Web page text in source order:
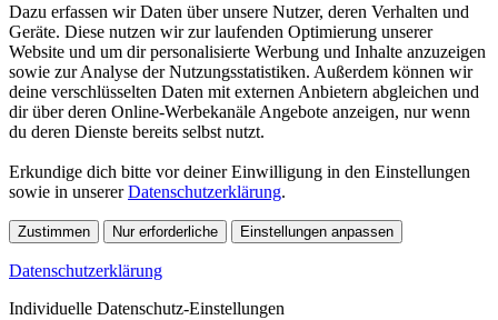
Dazu erfassen wir Daten über unsere Nutzer, deren Verhalten und
Geräte. Diese nutzen wir zur laufenden Optimierung unserer
Website und um dir personalisierte Werbung und Inhalte anzuzeigen
sowie zur Analyse der Nutzungsstatistiken. Außerdem können wir
deine verschlüsselten Daten mit externen Anbietern abgleichen und
dir über deren Online-Werbekanäle Angebote anzeigen, nur wenn
du deren Dienste bereits selbst nutzt.
Erkundige dich bitte vor deiner Einwilligung in den Einstellungen
sowie in unsererDatenschutzerklärung.
Zustimmen Nur erforderliche Einstellungen anpassen
Datenschutzerklärung
Individuelle Datenschutz-Einstellungen